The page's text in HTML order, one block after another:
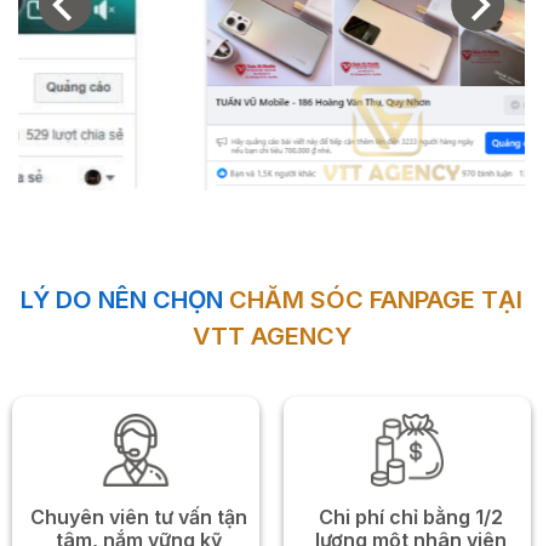
LÝ DO NÊN CHỌN CHĂM SÓC FANPAGE TẠI
VTT AGENCY
Chuyên viên tư vấn tận
tâm, nắm vững kỹ
Chi phí chỉ bằng 1/2
lương một nhân viên